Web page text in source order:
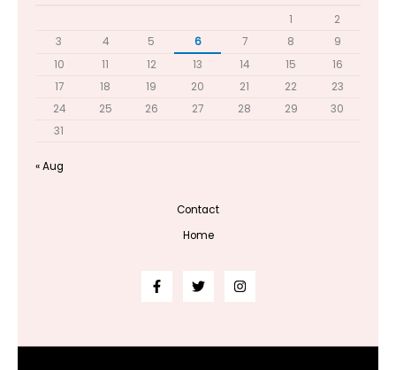
1
2
3
4 5 6 7 8
9
10
11 12 13 14 15
16
17
18 19 20 21 22
23
24
25 26 27 28 29
30
31
« Aug
Contact
Home